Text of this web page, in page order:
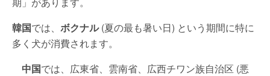
韓国では、 ボクナル(夏の最も暑い日) という期間に特に
多く犬が消費されます。
中国では、広東省、雲南省、広西チワン族自治区 (悪